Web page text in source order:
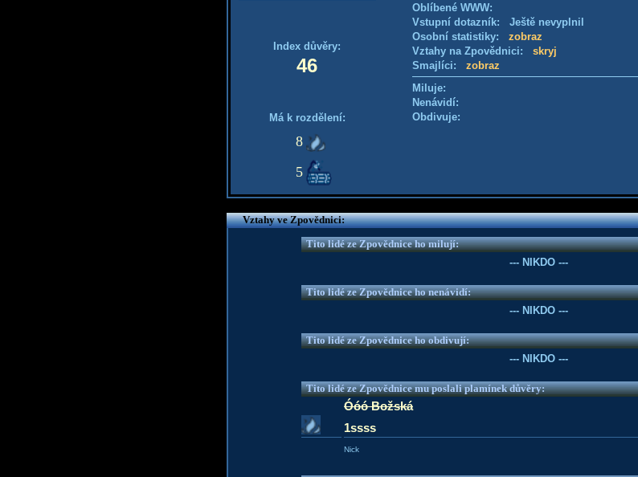
Index důvěry:
46
Má k rozdělení:
8
5
Oblíbené WWW:
Vstupní dotazník: Ještě nevyplnil
Osobní statistiky: zobraz
Vztahy na Zpovědnici: skryj
Smajlíci: zobraz
Miluje:
Nenávidí:
Obdivuje:
Vztahy ve Zpovědnici:
Tito lidé ze Zpovědnice ho milují:
--- NIKDO ---
Tito lidé ze Zpovědnice ho nenávidí:
--- NIKDO ---
Tito lidé ze Zpovědnice ho obdivují:
--- NIKDO ---
Tito lidé ze Zpovědnice mu poslali plamínek důvěry:
Óóó Božská
1ssss
Nick